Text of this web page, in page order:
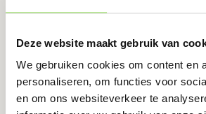
Deze website maakt gebruik van
We gebruiken cookies om content en
personaliseren, om functies voor
en om ons websiteverkeer te
+Fasteners® Lage
Levertijd:7
M4
DIN 439B/04